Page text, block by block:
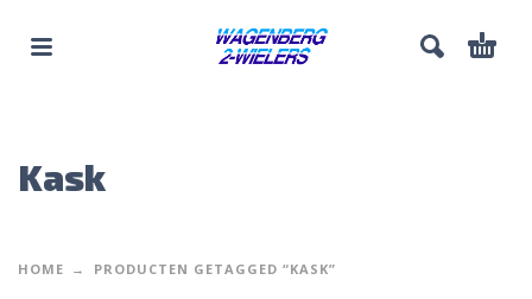
Kask
HOME PRODUCTEN GETAGGED “KASK”